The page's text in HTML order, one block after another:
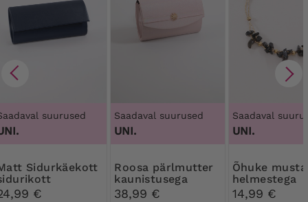
suurused
€
Saadaval suurused
UNI.
Roosa pärlmutter
kaunistusega
sidurkäekott
38,99 €
Saadaval
UNI.
Õhuke musta
helmestega
käevõru
14,99 €